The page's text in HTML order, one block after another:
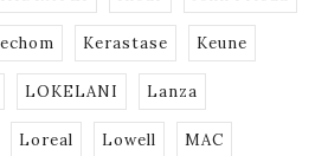
Kerastase Keune
LOKELANI Lanza
Loreal Lowell MAC